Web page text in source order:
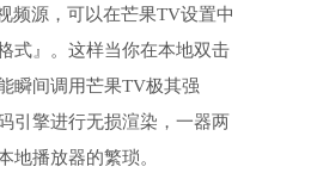
频源，可以在芒果TV设置中
式』。这样当你在本地双击
瞬间调用芒果TV极其强
引擎进行无损渲染，一器两
地播放器的繁琐。